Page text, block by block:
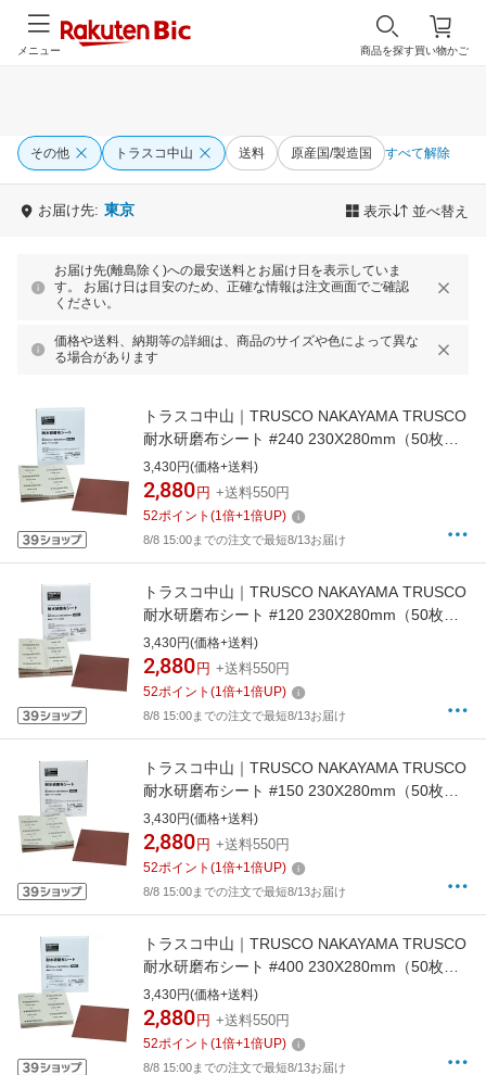
買い物かご
商品を探す
メニュー
その他 トラスコ中山 送料 原産国/製造国 すべて解除
お届け先: 東京 表示 並べ替え
お届け先(離島除く)への最安送料とお届け日を表示していま
す。 お届け日は目安のため、正確な情報は注文画面でご確認
ください。
価格や送料、納期等の詳細は、商品のサイズや色によって異な
る場合があります
トラスコ中山｜TRUSCO NAKAYAMA TRUSCO
耐水研磨布シート #240 230X280mm（50枚入
り）
3,430円(価格+送料)
2,880 円 +送料550円
52ポイント (1倍+1倍UP)
8/8 15:00までの注文で最短8/13お届け
トラスコ中山｜TRUSCO NAKAYAMA TRUSCO
耐水研磨布シート #120 230X280mm（50枚入
り）
3,430円(価格+送料)
2,880 円 +送料550円
52ポイント (1倍+1倍UP)
8/8 15:00までの注文で最短8/13お届け
トラスコ中山｜TRUSCO NAKAYAMA TRUSCO
耐水研磨布シート #150 230X280mm（50枚入
り）
3,430円(価格+送料)
2,880 円 +送料550円
52ポイント (1倍+1倍UP)
8/8 15:00までの注文で最短8/13お届け
トラスコ中山｜TRUSCO NAKAYAMA TRUSCO
耐水研磨布シート #400 230X280mm（50枚入
り）
3,430円(価格+送料)
2,880 円 +送料550円
52ポイント (1倍+1倍UP)
8/8 15:00までの注文で最短8/13お届け